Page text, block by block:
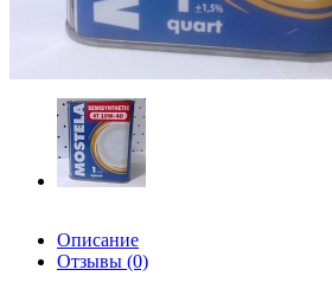
Описание
Отзывы (0)